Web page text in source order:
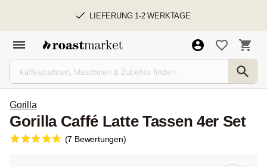
LIEFERUNG 1-2 WERKTAGE
Gorilla
Gorilla Caffé Latte Tassen 4er Set
(7 Bewertungen)